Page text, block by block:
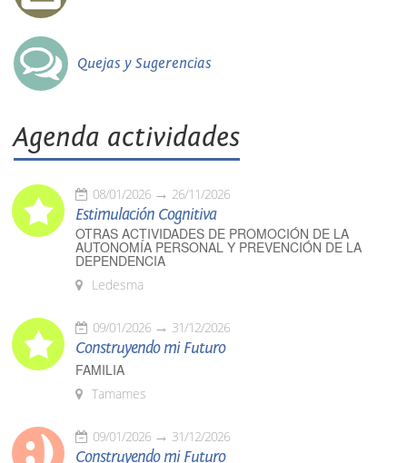
Quejas y Sugerencias
Agenda actividades
08/01/2026 26/11/2026
Estimulación Cognitiva
OTRAS ACTIVIDADES DE PROMOCIÓN DE LA
AUTONOMÍA PERSONAL Y PREVENCIÓN DE LA
DEPENDENCIA
Ledesma
09/01/2026 31/12/2026
Construyendo mi Futuro
FAMILIA
Tamames
09/01/2026 31/12/2026
Construyendo mi Futuro